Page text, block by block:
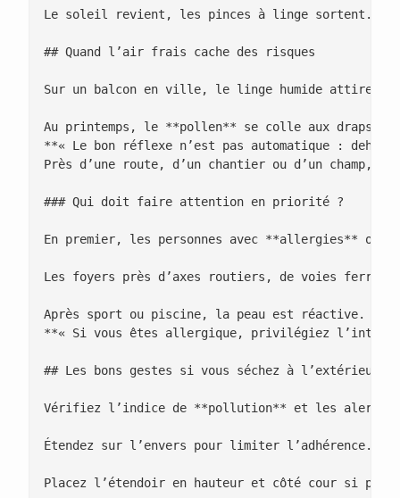
Le soleil revient, les pinces à linge sortent.
## Quand l’air frais cache des risques
Sur un balcon en ville, le linge humide attire
Au printemps, le **pollen** se colle aux draps
**« Le bon réflexe n’est pas automatique :
Près d’une route, d’un chantier ou d’un champ,
### Qui doit faire attention en priorité ?
En premier, les personnes avec **allergies** ou
Les foyers près d’axes routiers, de voies
Après sport ou piscine, la peau est réactive.
**« Si vous êtes allergique, privilégiez
## Les bons gestes si vous séchez à l’extérieur
Vérifiez l’indice de **pollution** et les alertes
Étendez sur l’envers pour limiter l’adhérence.
Placez l’étendoir en hauteur et côté cour si